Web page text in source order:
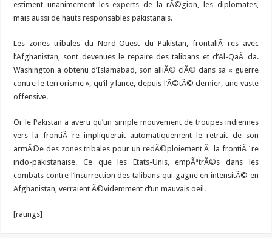
estiment unanimement les experts de la rÃ©gion, les diplomates,
mais aussi de hauts responsables pakistanais.
Les zones tribales du Nord-Ouest du Pakistan, frontaliÃ¨res avec
l’Afghanistan, sont devenues le repaire des talibans et d’Al-QaÃ¯da.
Washington a obtenu d’Islamabad, son alliÃ© clÃ© dans sa « guerre
contre le terrorisme », qu’il y lance, depuis l’Ã©tÃ© dernier, une vaste
offensive.
Or le Pakistan a averti qu’un simple mouvement de troupes indiennes
vers la frontiÃ¨re impliquerait automatiquement le retrait de son
armÃ©e des zones tribales pour un redÃ©ploiement Ã la frontiÃ¨re
indo-pakistanaise. Ce que les Etats-Unis, empÃªtrÃ©s dans les
combats contre l’insurrection des talibans qui gagne en intensitÃ© en
Afghanistan, verraient Ã©videmment d’un mauvais oeil.
[ratings]